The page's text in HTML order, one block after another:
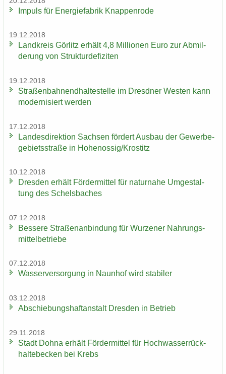
Im­puls für En­er­gie­fa­brik Knap­pen­ro­de
19.12.2018
Land­kreis Gör­litz er­hält 4,8 Mil­lio­nen Euro zur Ab­mil­
de­rung von Struk­tur­de­fi­zi­ten
19.12.2018
Stra­ßen­bah­nend­hal­te­stel­le im Dresd­ner Wes­ten kann
mo­der­ni­siert wer­den
17.12.2018
Lan­des­di­rek­ti­on Sach­sen för­dert Aus­bau der Ge­wer­be­
ge­biets­stra­ße in Ho­he­nos­sig/Krostitz
10.12.2018
Dres­den er­hält För­der­mit­tel für na­tur­na­he Um­ge­stal­
tung des Schels­ba­ches
07.12.2018
Bes­se­re Stra­ßen­an­bin­dung für Wur­ze­ner Nah­rungs­
mit­tel­be­trie­be
07.12.2018
Was­ser­ver­sor­gung in Naun­hof wird sta­bi­ler
03.12.2018
Ab­schie­bungs­haft­an­stalt Dres­den in Be­trieb
29.11.2018
Stadt Dohna er­hält För­der­mit­tel für Hoch­was­ser­rück­
hal­te­be­cken bei Krebs